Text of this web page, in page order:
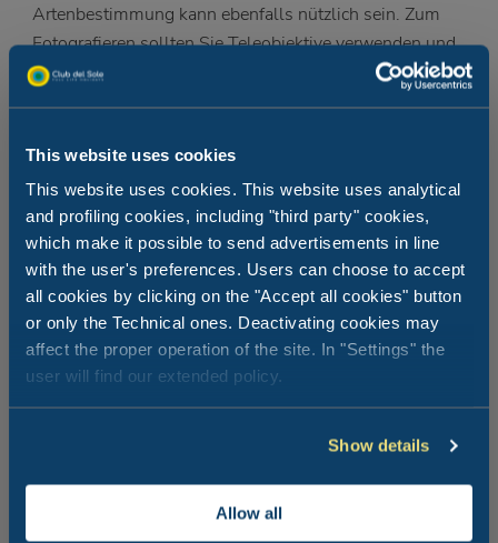
This website uses cookies
This website uses cookies. This website uses analytical
and profiling cookies, including "third party" cookies,
which make it possible to send advertisements in line
with the user's preferences. Users can choose to accept
all cookies by clicking on the "Accept all cookies" button
or only the Technical ones. Deactivating cookies may
affect the proper operation of the site. In "Settings" the
user will find our extended policy.
Show details
Allow all
Artenbestimmung kann ebenfalls nützlich sein. Zum
Fotografieren sollten Sie Teleobjektive verwenden und
sich mit neutraler Kleidung tarnen.
Verhalten Sie sich rücksichtsvoll:Halten Sie immer
und plötzliche Bewegungen und bleiben Sie auf den
markierten Wegen. Während der Nistzeit ist es wichtig,
sich Nestern oder sensiblen Bereichen nicht zu nähern.
Wählen Sie die beste Jahreszeit: Jede Jahreszeit bietet
andere Beobachtungsmöglichkeiten. Im Frühling und
Herbst können Sie den Vogelzug beobachten, im Winter
die überwinternden Arten und im Sommer die Vögel auf
dem Höhepunkt ihrer Aktivität.
Der Vorteil organisierter Führungen
den Besuch ausgestatteter Bereiche können Sie dank
und die Fauna sicher beobachten.